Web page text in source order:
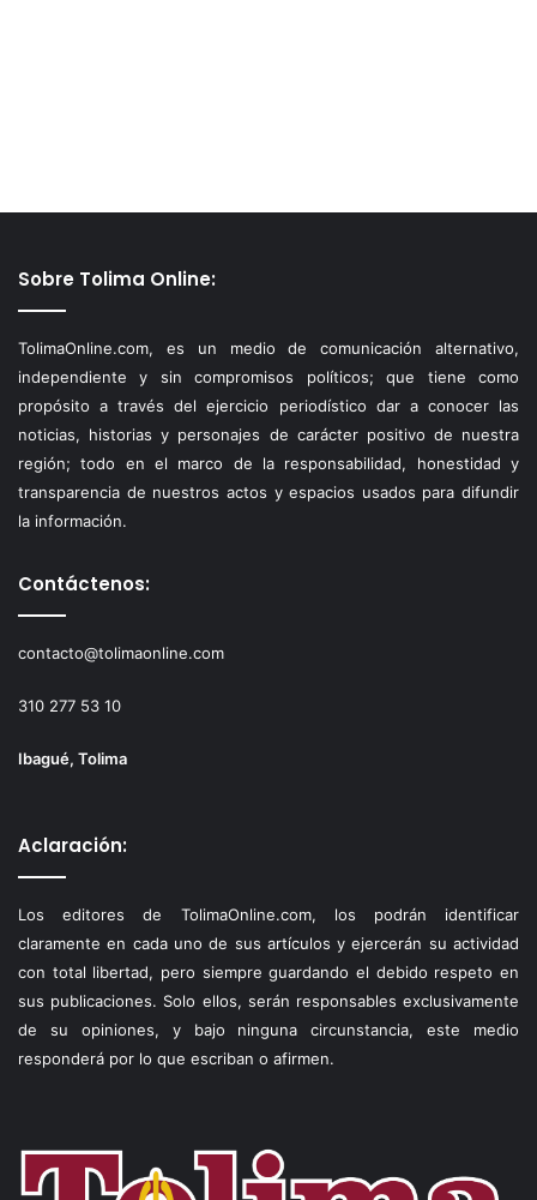
Sobre Tolima Online:
TolimaOnline.com, es un medio de comunicación alternativo,
independiente y sin compromisos políticos; que tiene como
propósito a través del ejercicio periodístico dar a conocer las
noticias, historias y personajes de carácter positivo de nuestra
región; todo en el marco de la responsabilidad, honestidad y
transparencia de nuestros actos y espacios usados para difundir
la información.
Contáctenos:
contacto@tolimaonline.com
310 277 53 10
Ibagué, Tolima
Aclaración:
Los editores de TolimaOnline.com, los podrán identificar
claramente en cada uno de sus artículos y ejercerán su actividad
con total libertad, pero siempre guardando el debido respeto en
sus publicaciones. Solo ellos, serán responsables exclusivamente
de su opiniones, y bajo ninguna circunstancia, este medio
responderá por lo que escriban o afirmen.